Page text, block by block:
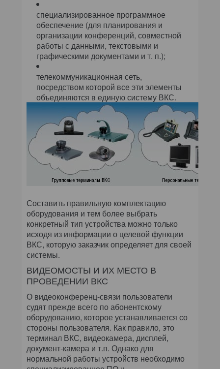
специализированное программное
обеспечение (для планирования и
организации конференций, совместной
работы с данными, текстовыми и
графическими документами и т. п.);
телекоммуникационная сеть,
посредством которой все эти элементы
объединяются в единую систему ВКС.
Составить правильную комплектацию
оборудования и тем более выбрать
конкретный тип устройства можно только
исходя из информации о целевой функции
ВКС, которую заказчик определяет для своей
системы.
ВИДЕОМОСТЫ И ИХ МЕСТО В
ПРОВЕДЕНИИ ВКС
О видеоконференц-связи пользователи
судят прежде всего по абонентскому
оборудованию, которое устанавливается со
стороны пользователя. Как правило, это
терминал ВКС, видеокамера, дисплей,
документ-камера и т.п. Однако для
нормальной работы устройств необходимо